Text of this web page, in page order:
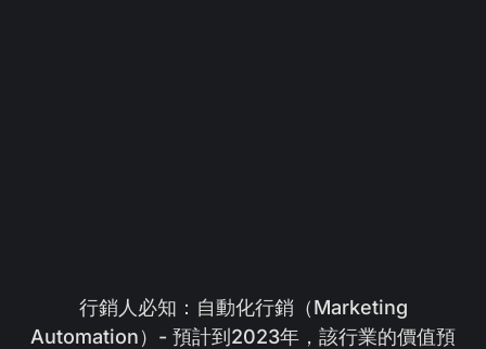
行銷人必知：自動化行銷（Marketing
Automation）- 預計到2023年，該行業的價值預